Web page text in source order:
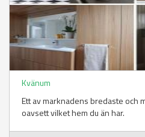
Kvänum
Ett av marknadens bredaste och
oavsett vilket hem du än har.